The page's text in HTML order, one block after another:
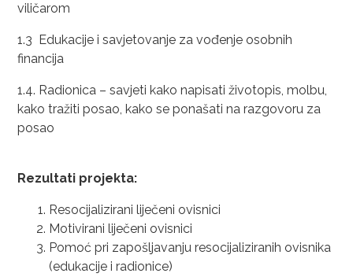
viličarom
1.3 Edukacije i savjetovanje za vođenje osobnih
financija
1.4. Radionica – savjeti kako napisati životopis, molbu,
kako tražiti posao, kako se ponašati na razgovoru za
posao
Rezultati projekta:
Resocijalizirani liječeni ovisnici
Motivirani liječeni ovisnici
Pomoć pri zapošljavanju resocijaliziranih ovisnika
(edukacije i radionice)